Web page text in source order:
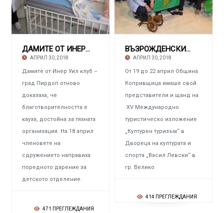
ДАМИТЕ ОТ ИНЕР УИЛ КЛУБА В ПИРДОП Дариха дет
АПРИЛ 30, 2018
Дамите от Инер Уил клуб –
град Пирдоп отново
доказаха, че
благотворителността е
кауза, достойна за тяхната
организация. На 18 април
членовете на
сдружението направиха
поредното дарение за
детското отделение.
471 ПРЕГЛЕЖДАНИЯ
ВЪЗРОЖДЕНСКИЯТ ГРАД КОПРИВЩИЦА С участие в
АПРИЛ 30, 2018
От 19 до 22 април Община
Копривщица имаше свой
представители и щанд на
ХV Международно
туристическо изложение
„Културен туризъм“ в
Двореца на културата и
спорта „Васил Левски“ в
гр. Велико.
414 ПРЕГЛЕЖДАНИЯ